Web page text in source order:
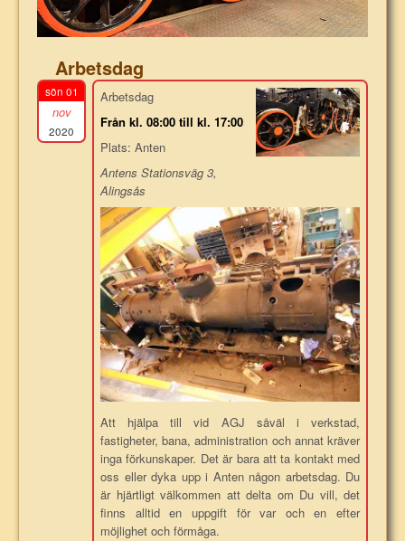
Arbetsdag
sön 01
nov
2020
Arbetsdag
Från kl. 08:00 till kl. 17:00
Plats: Anten
Antens Stationsväg 3,
Alingsås
Att hjälpa till vid AGJ såväl i verkstad,
fastigheter, bana, administration och annat kräver
inga förkunskaper. Det är bara att ta kontakt med
oss eller dyka upp i Anten någon arbetsdag. Du
är hjärtligt välkommen att delta om Du vill, det
finns alltid en uppgift för var och en efter
möjlighet och förmåga.